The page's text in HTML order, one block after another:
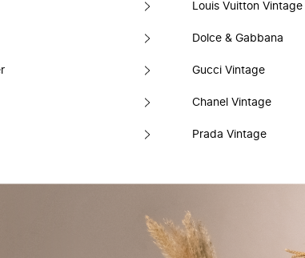
Louis Vuitton Vintage
Dolce & Gabbana
Gucci Vintage
Chanel Vintage
Prada Vintage